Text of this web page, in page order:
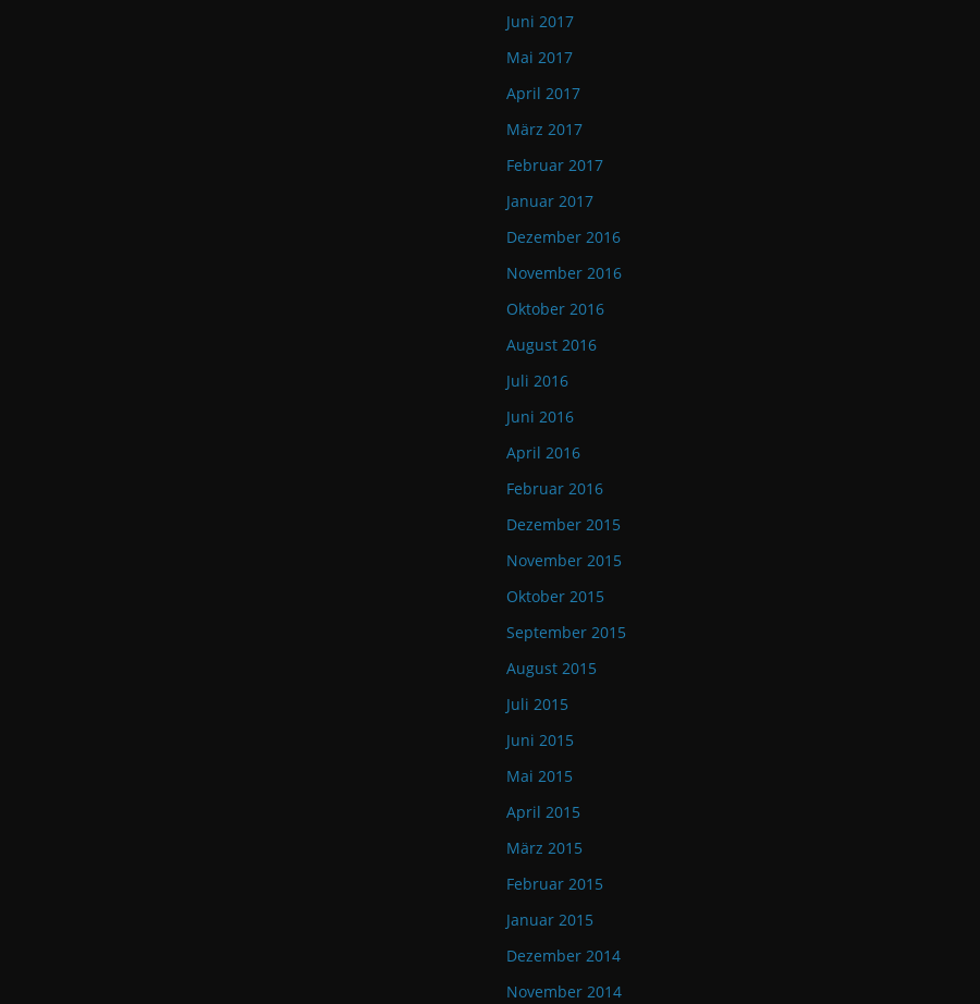
Juni 2017
Mai 2017
April 2017
März 2017
Februar 2017
Januar 2017
Dezember 2016
November 2016
Oktober 2016
August 2016
Juli 2016
Juni 2016
April 2016
Februar 2016
Dezember 2015
November 2015
Oktober 2015
September 2015
August 2015
Juli 2015
Juni 2015
Mai 2015
April 2015
März 2015
Februar 2015
Januar 2015
Dezember 2014
November 2014